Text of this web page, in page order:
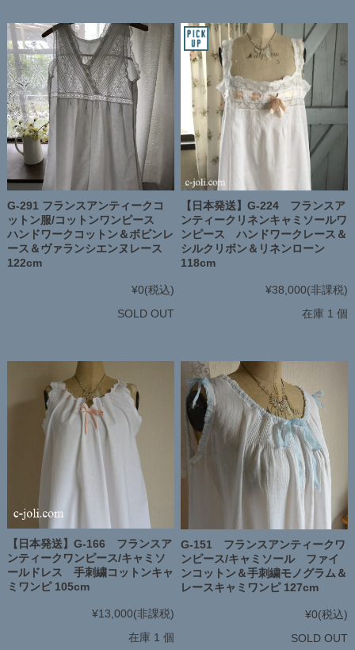
G-291 フランスアンティークコ
ットン服/コットンワンピース
ハンドワークコットン＆ボビンレ
ース＆ヴァランシエンヌレース
122cm
¥0(税込)
SOLD OUT
【日本発送】G-224 フランスア
ンティークリネンキャミソールワ
ンピース ハンドワークレース＆
シルクリボン＆リネンローン
118cm
¥38,000(非課税)
在庫 1 個
【日本発送】G-166 フランスア
ンティークワンピース/キャミソ
ールドレス 手刺繍コットンキャ
ミワンピ 105cm
¥13,000(非課税)
在庫 1 個
G-151 フランスアンティークワ
ンピース/キャミソール ファイ
ンコットン＆手刺繍モノグラム＆
レースキャミワンピ 127cm
¥0(税込)
SOLD OUT